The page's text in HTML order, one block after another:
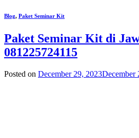
Blog, Paket Seminar Kit
Paket Seminar Kit di
081225724115
Posted on December 29, 2023December